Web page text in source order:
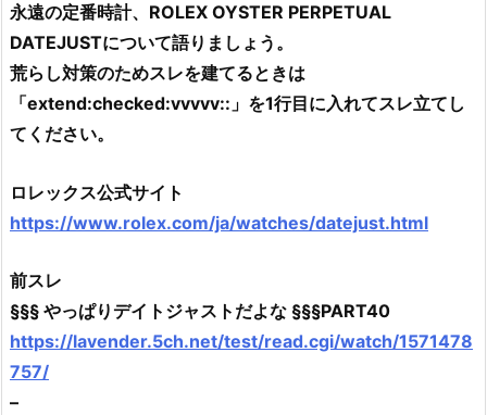
永遠の定番時計、ROLEX OYSTER PERPETUAL
DATEJUSTについて語りましょう。
荒らし対策のためスレを建てるときは
「extend:checked:vvvvv::」を1行目に入れてスレ立てし
てください。
ロレックス公式サイト
https://www.rolex.com/ja/watches/datejust.html
前スレ
§§§ やっぱりデイトジャストだよな §§§PART40
https://lavender.5ch.net/test/read.cgi/watch/1571478
757/
–